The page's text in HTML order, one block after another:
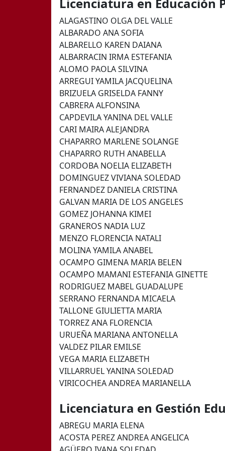
ALAGASTINO OLGA DEL VALLE
ALBARADO ANA SOFIA
ALBARELLO KAREN DAIANA
ALBARRACIN IRMA ESTEFANIA
ALOMO PAOLA SILVINA
ARREGUI YAMILA JACQUELINA
BRIZUELA GRISELDA FANNY
CABRERA ALFONSINA
CAPDEVILA YANINA DEL VALLE
CARI MAIRA ALEJANDRA
CHAPARRO MARLENE SOLANGE
CHAPARRO RUTH ANABELLA
CORDOBA NOELIA ELIZABETH
DOMINGUEZ VIVIANA SOLEDAD
FERNANDEZ DANIELA CRISTINA
GALVAN MARIA DE LOS ANGELES
GOMEZ JOHANNA KIMEI
GRANEROS NADIA LUZ
MENZO FLORENCIA NATALI
MOLINA YAMILA ANABEL
OCAMPO GIMENA MARIA BELEN
OCAMPO MAMANI ESTEFANIA GINETTE
RODRIGUEZ MABEL GUADALUPE
SERRANO FERNANDA MICAELA
TALLONE GIULIETTA MARIA
TORREZ ANA FLORENCIA
URUEÑA MARIANA ANTONELLA
VALDEZ PILAR EMILSE
VEGA MARIA ELIZABETH
VILLARRUEL YANINA SOLEDAD
VIRICOCHEA ANDREA MARIANELLA
Licenciatura en Gestión
ABREGU MARIA ELENA
ACOSTA PEREZ ANDREA ANGELICA